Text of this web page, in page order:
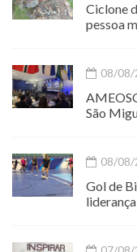
Ciclone
pessoa
08/08/
São
08/08/
Gol de